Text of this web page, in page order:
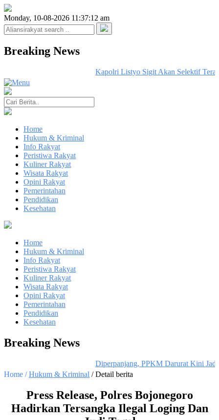
Monday, 10-08-2026 11:37:12 am
Breaking News
Kapolri Listyo Sigit Akan Selektif
Home
Hukum & Kriminal
Info Rakyat
Peristiwa Rakyat
Kuliner Rakyat
Wisata Rakyat
Opini Rakyat
Pemerintahan
Pendidikan
Kesehatan
Home
Hukum & Kriminal
Info Rakyat
Peristiwa Rakyat
Kuliner Rakyat
Wisata Rakyat
Opini Rakyat
Pemerintahan
Pendidikan
Kesehatan
Breaking News
Diperpanjang, PPKM Darurat Kini Jadi
Home /Hukum & Kriminal / Detail berita
Press Release, Polres Bojonegoro
Hadirkan Tersangka Ilegal Loging Dan